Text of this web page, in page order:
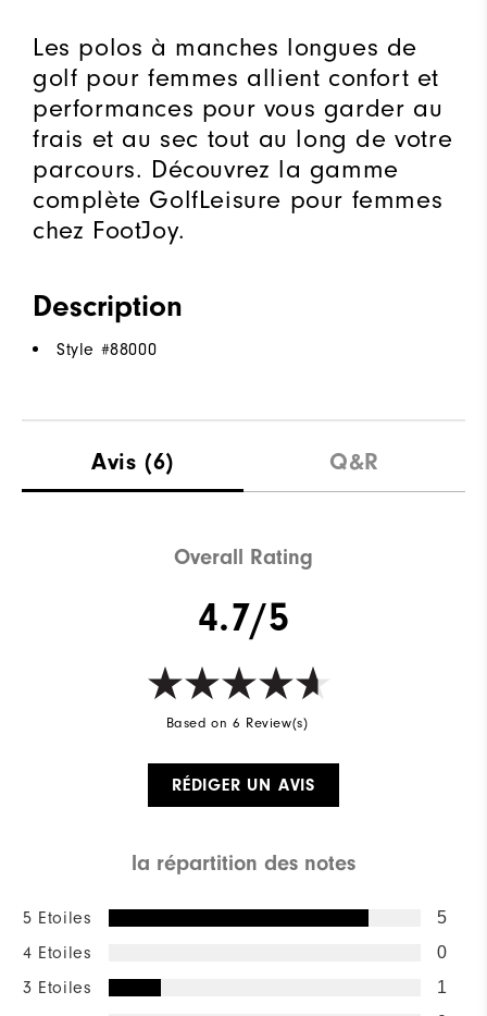
Les polos à manches longues de
golf pour femmes allient confort et
performances pour vous garder au
frais et au sec tout au long de votre
parcours. Découvrez la gamme
complète GolfLeisure pour femmes
chez FootJoy.
Description
Style #88000
Avis (6) Q&R
Overall Rating
4.7/5
Based on 6 Review(s)
RÉDIGER UN AVIS
la répartition des notes
5 Etoiles 5
4 Etoiles 0
3 Etoiles 1